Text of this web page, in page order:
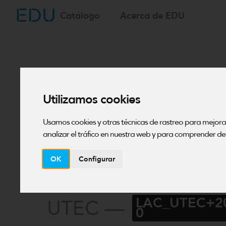
Utilizamos cookies
Usamos cookies y otras técnicas de rastreo para
analizar el tráfico en nuestra web y para comprender
OK Configurar
EDU
Saltar Catálogo Acerca de EDU
Estrategias
lectura
efectiva
0